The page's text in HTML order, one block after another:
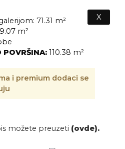
X
71.31 m²
m²
POVRŠINA: 110.38 m²
i premium dodaci se
možete preuzeti (ovde).